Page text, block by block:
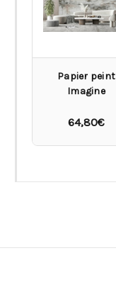
Papier peint
Imagine
64,80€